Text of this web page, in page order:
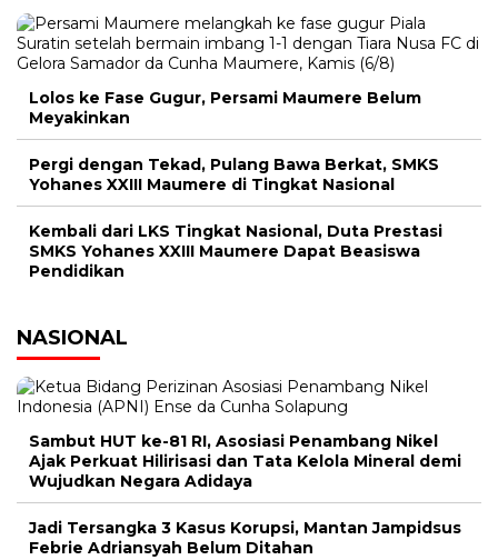
Lolos ke Fase Gugur, Persami Maumere Belum
Meyakinkan
Pergi dengan Tekad, Pulang Bawa Berkat, SMKS
Yohanes XXIII Maumere di Tingkat Nasional
Kembali dari LKS Tingkat Nasional, Duta Prestasi
SMKS Yohanes XXIII Maumere Dapat Beasiswa
Pendidikan
NASIONAL
Sambut HUT ke-81 RI, Asosiasi Penambang Nikel
Ajak Perkuat Hilirisasi dan Tata Kelola Mineral demi
Wujudkan Negara Adidaya
Jadi Tersangka 3 Kasus Korupsi, Mantan Jampidsus
Febrie Adriansyah Belum Ditahan